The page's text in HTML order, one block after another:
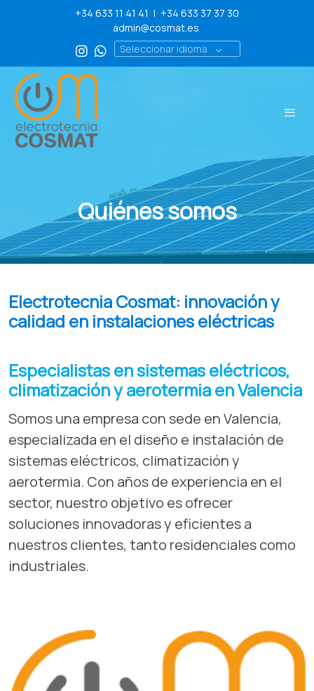
+34 633 11 41 41 | +34 633 37 37 30
admin@cosmat.es
Seleccionar idioma
Quiénes somos
Electrotecnia Cosmat: innovación y
calidad en instalaciones eléctricas
Especialistas en sistemas eléctricos,
climatización y aerotermia en Valencia
Somos una empresa con sede en Valencia,
especializada en el diseño e instalación de
sistemas eléctricos, climatización y
aerotermia. Con años de experiencia en el
sector, nuestro objetivo es ofrecer
soluciones innovadoras y eficientes a
nuestros clientes, tanto residenciales como
industriales.